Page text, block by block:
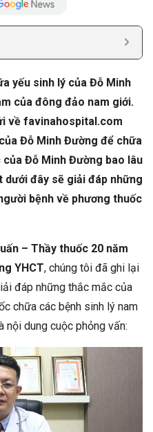
yếu sinh lý của Đỗ Minh
của đông đảo nam giới.
về favinahospital.com
Đỗ Minh Đường để chữa
của Đỗ Minh Đường bao lâu
đây sẽ giải đáp những
bệnh về phương thuốc
– Thầy thuốc 20 năm
YHCT, chúng tôi đã ghi lại
đáp những thắc mắc của
chữa các bệnh sinh lý nam
dung cuộc phỏng vấn: